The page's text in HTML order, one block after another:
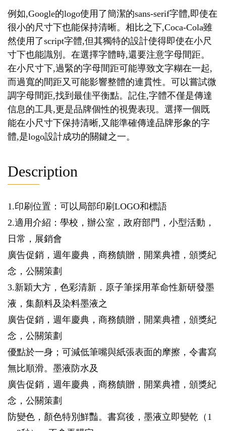
例如,Google的logo使用了簡潔的sans-serif字體,即使在
很小的尺寸下也能保持清晰。相比之下,Coca-Cola雖
然使用了script字體,但其獨特的設計使得即使在小尺
寸下也能識別。在選擇字體時,還要注意字母間距。
在小尺寸下,過緊的字母間距可能導致文字糊在一起,
而過寬的間距又可能影響整體的連貫性。可以嘗試微
調字母間距,找到最佳平衡點。記住,字體不僅是傳達
信息的工具,更是品牌個性的視覺表現。選擇一個既
能在小尺寸下保持清晰,又能準確傳達品牌形象的字
體,是logo設計成功的關鍵之一。
Description
1.印刷位置：可以局部印刷LOGO和標語
2.適用介紹：學校，辦公室，政府部門，小型活動，
日常，展銷會
廣告促銷，週年慶典，商務饋贈，開業典禮，頒獎紀
念，公關策劃
3.新穎大方，色彩清新．原子筆採用革命性新研發墨
液，集顏料及染料墨液之
廣告促銷，週年慶典，商務饋贈，開業典禮，頒獎紀
念，公關策劃
優點於一身；可減低筆嘴與紙張表面的摩擦，令書寫
無比順滑。墨液防水及
廣告促銷，週年慶典，商務饋贈，開業典禮，頒獎紀
念，公關策劃
防變色，顏色特別鮮豔。書寫後，墨液立即變乾（1